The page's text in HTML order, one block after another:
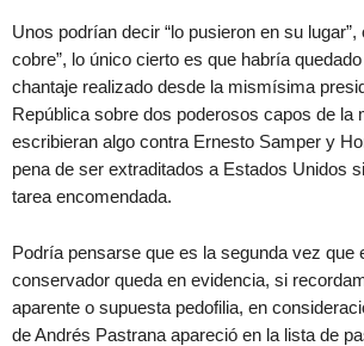
Unos podrían decir “lo pusieron en su lugar”,
cobre”, lo único cierto es que habría
chantaje realizado desde la mismísima
República sobre dos poderosos capos de la
escribieran algo contra Ernesto Samper y
pena de ser extraditados a Estados Unidos
tarea encomendada.
Podría pensarse que es la segunda vez que
conservador queda en evidencia, si
aparente o supuesta pedofilia, en
de Andrés Pastrana apareció en la lista de